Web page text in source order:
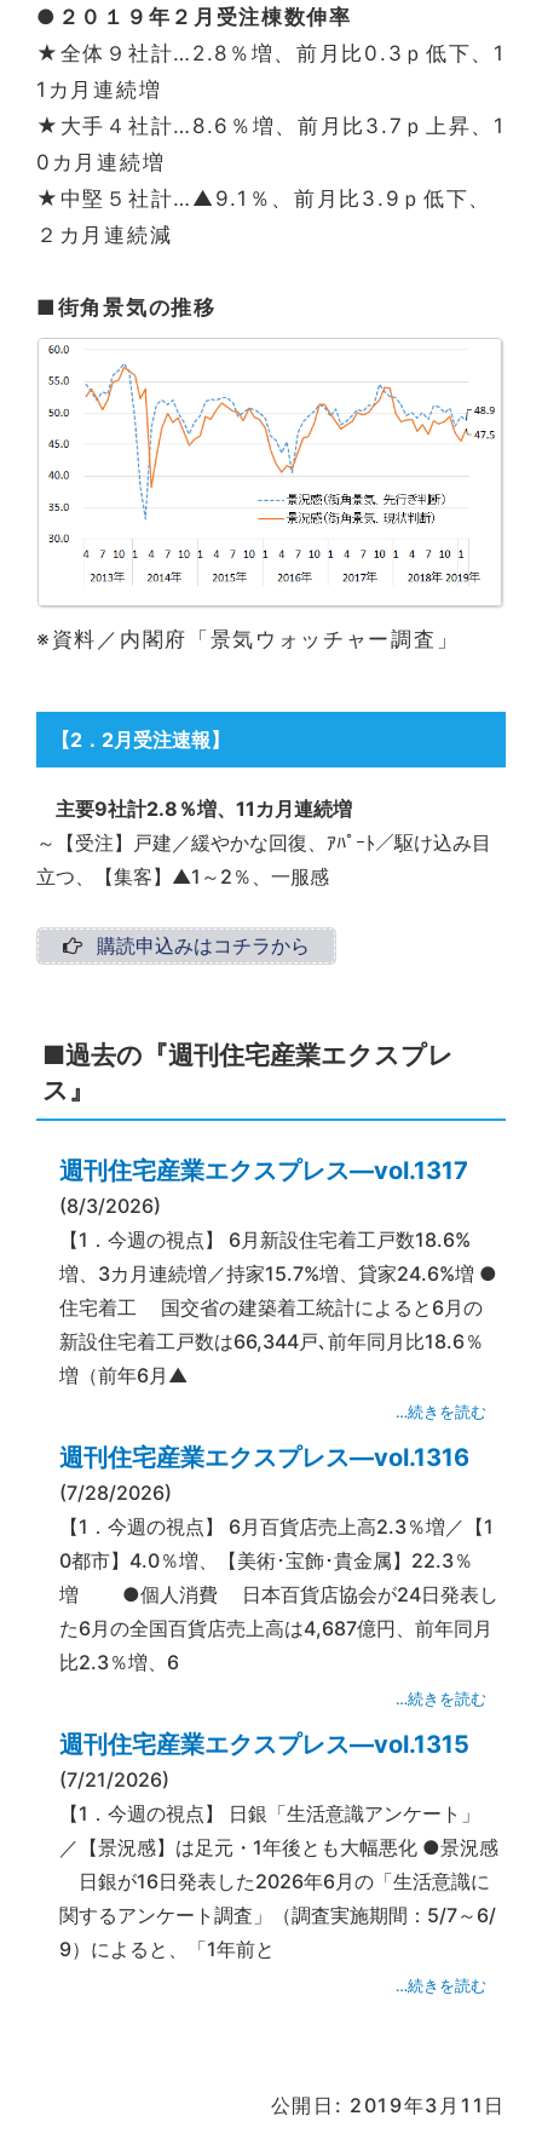
●２０１９年２月受注棟数伸率
★全体９社計…2.8％増、前月比0.3ｐ低下、1
1カ月連続増
★大手４社計…8.6％増、前月比3.7ｐ上昇、1
0カ月連続増
★中堅５社計…▲9.1％、前月比3.9ｐ低下、
２カ月連続減
■街角景気の推移
※資料／内閣府「景気ウォッチャー調査」
【2 ．2月受注速報】
主要9社計2.8％増、11カ月連続増
～【受注】戸建／緩やかな回復、ｱﾊﾟｰﾄ／駆け込み目
立つ、【集客】▲1～2％、一服感
購読申込みはコチラから
■過去の『週刊住宅産業エクスプレ
ス』
週刊住宅産業エクスプレス―vol.1317
(8/3/2026)
【1．今週の視点】 6月新設住宅着工戸数18.6%
増、3カ月連続増／持家15.7%増、貸家24.6%増 ●
住宅着工 国交省の建築着工統計によると6月の
新設住宅着工戸数は66,344戸､前年同月比18.6％
増（前年6月▲
…続きを読む
週刊住宅産業エクスプレス―vol.1316
(7/28/2026)
【1．今週の視点】 6月百貨店売上高2.3％増／【1
0都市】4.0％増、【美術･宝飾･貴金属】22.3％
増 ●個人消費 日本百貨店協会が24日発表し
た6月の全国百貨店売上高は4,687億円、前年同月
比2.3％増、6
…続きを読む
週刊住宅産業エクスプレス―vol.1315
(7/21/2026)
【1．今週の視点】 日銀「生活意識アンケート」
／【景況感】は足元・1年後とも大幅悪化 ●景況感
日銀が16日発表した2026年6月の「生活意識に
関するアンケート調査」（調査実施期間：5/7～6/
9）によると、「1年前と
…続きを読む
公開日: 2019年3月11日